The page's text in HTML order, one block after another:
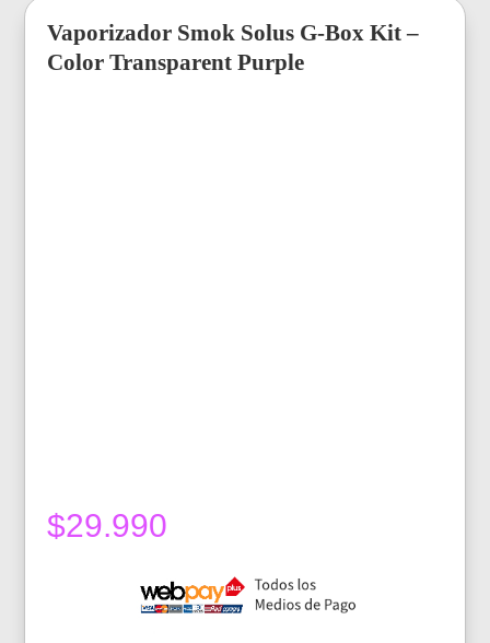
Vaporizador Smok Solus G-Box Kit –
Color Transparent Purple
$29.990